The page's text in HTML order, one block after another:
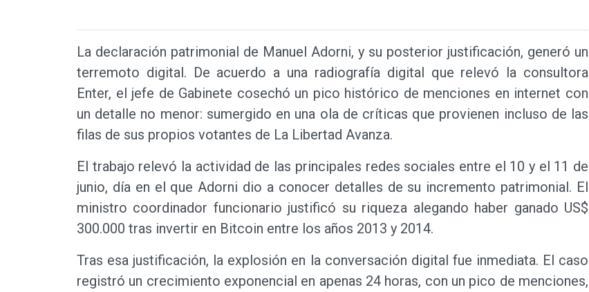
La declaración patrimonial de Manuel Adorni, y su posterior justificación, generó un
terremoto digital. De acuerdo a una radiografía digital que relevó la consultora
Enter, el jefe de Gabinete cosechó un pico histórico de menciones en internet con
un detalle no menor: sumergido en una ola de críticas que provienen incluso de las
filas de sus propios votantes de La Libertad Avanza.
El trabajo relevó la actividad de las principales redes sociales entre el 10 y el 11 de
junio, día en el que Adorni dio a conocer detalles de su incremento patrimonial. El
ministro coordinador funcionario justificó su riqueza alegando haber ganado US$
300.000 tras invertir en Bitcoin entre los años 2013 y 2014.
Tras esa justificación, la explosión en la conversación digital fue inmediata. El caso
registró un crecimiento exponencial en apenas 24 horas, con un pico de menciones,